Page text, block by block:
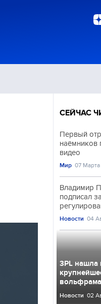
СЕЙЧАС
Первый
наёмников
видео
Мир 07 Марта
Владимир
подписал
Новости 04
3PL нашла
Новости 02